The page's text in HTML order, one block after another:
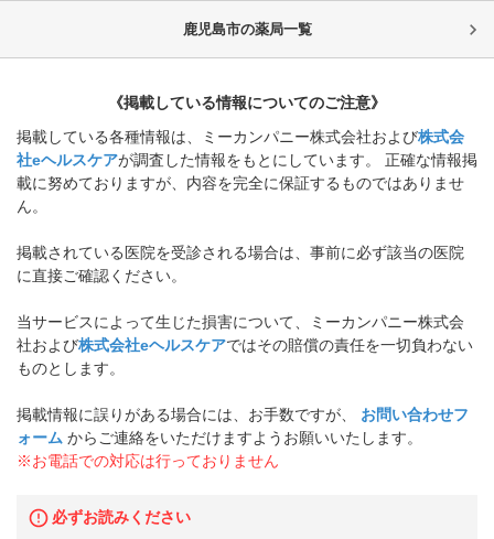
鹿児島市の薬局一覧
《掲載している情報についてのご注意》
掲載している各種情報は、ミーカンパニー株式会社および株式会
社eヘルスケアが調査した情報をもとにしています。 正確な情報掲
載に努めておりますが、内容を完全に保証するものではありませ
ん。
掲載されている医院を受診される場合は、事前に必ず該当の医院
に直接ご確認ください。
当サービスによって生じた損害について、ミーカンパニー株式会
社および株式会社eヘルスケアではその賠償の責任を一切負わない
ものとします。
掲載情報に誤りがある場合には、お手数ですが、
お問い合わせフ
ォーム からご連絡をいただけますようお願いいたします。
※お電話での対応は行っておりません
必ずお読みください